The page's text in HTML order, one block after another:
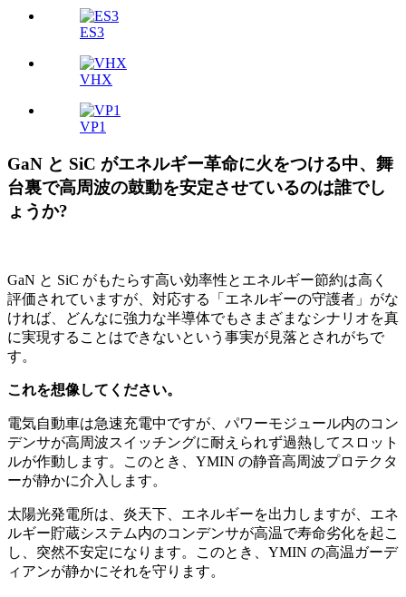
ES3
VHX
VP1
GaN と SiC がエネルギー革命に火をつける中、舞
台裏で高周波の鼓動を安定させているのは誰でし
ょうか?
GaN と SiC がもたらす高い効率性とエネルギー節約は高く
評価されていますが、対応する「エネルギーの守護者」がな
ければ、どんなに強力な半導体でもさまざまなシナリオを真
に実現することはできないという事実が見落とされがちで
す。
これを想像してください。
電気自動車は急速充電中ですが、パワーモジュール内のコン
デンサが高周波スイッチングに耐えられず過熱してスロット
ルが作動します。このとき、YMIN の静音高周波プロテクタ
ーが静かに介入します。
太陽光発電所は、炎天下、エネルギーを出力しますが、エネ
ルギー貯蔵システム内のコンデンサが高温で寿命劣化を起こ
し、突然不安定になります。このとき、YMIN の高温ガーデ
ィアンが静かにそれを守ります。